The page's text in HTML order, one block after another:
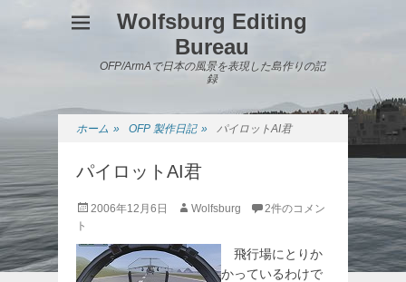
Wolfsburg Editing
Bureau
OFP/ArmAで日本の風景を表現した島作りの記
録
ホーム » OFP 製作日記 » パイロットAI君
パイロットAI君
投
稿
日
2006年12月6日
投
者
Wolfsburg
2件のコメン
ト
飛行場にとりか
かっているわけで